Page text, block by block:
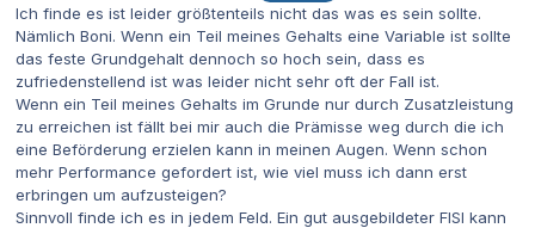
Ich finde es ist leider größtenteils nicht das was es sein sollte.
Nämlich Boni. Wenn ein Teil meines Gehalts eine Variable ist sollte
das feste Grundgehalt dennoch so hoch sein, dass es
zufriedenstellend ist was leider nicht sehr oft der Fall ist.
Wenn ein Teil meines Gehalts im Grunde nur durch Zusatzleistung
zu erreichen ist fällt bei mir auch die Prämisse weg durch die ich
eine Beförderung erzielen kann in meinen Augen. Wenn schon
mehr Performance gefordert ist, wie viel muss ich dann erst
erbringen um aufzusteigen?
Sinnvoll finde ich es in jedem Feld. Ein gut ausgebildeter FISI kann